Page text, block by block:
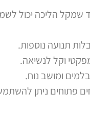
שמקל הליכה יכול
תנועה נוספות.
וקל לנשיאה.
ומושב נוח.
פתוחים ניתן